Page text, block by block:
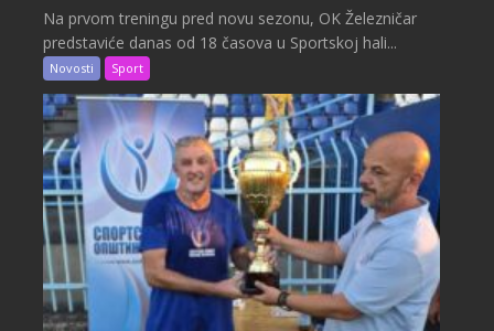
Na prvom treningu pred novu sezonu, OK Železničar
predstaviće danas od 18 časova u Sportskoj hali...
Novosti Sport